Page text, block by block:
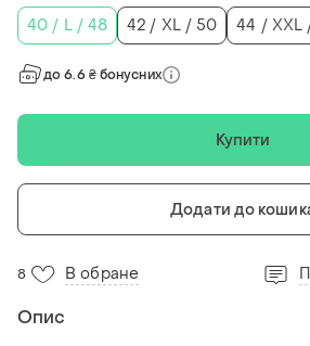
40 / L / 48
42 / XL / 50 44 / XXL
до 6.6 ₴ бонусних
Купити
Додати до
8 В обране
Опис